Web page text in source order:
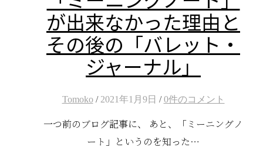
が出来なかった理由と
その後の「バレット・
ジャーナル」
Tomoko / 2021年1月9日 / 0件のコメント
一つ前のブログ記事に、 あと、「ミーニングノ
ート」というのを知った…